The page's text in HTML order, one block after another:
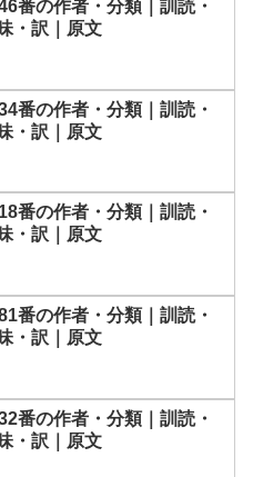
番の作者・分類｜訓読・
・訳｜原文
番の作者・分類｜訓読・
・訳｜原文
番の作者・分類｜訓読・
・訳｜原文
番の作者・分類｜訓読・
・訳｜原文
番の作者・分類｜訓読・
・訳｜原文